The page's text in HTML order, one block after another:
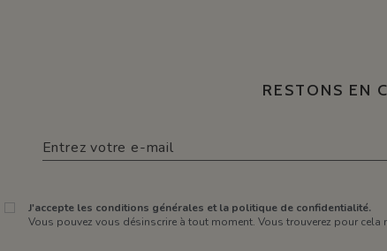
RESTONS EN
J'accepte les conditions générales et la politique de confidentialité.
Vous pouvez vous désinscrire à tout moment. Vous trouverez pour